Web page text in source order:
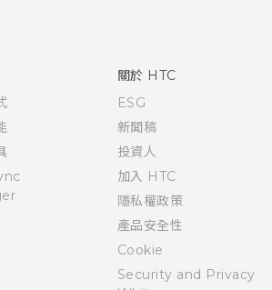
關於 HTC
ESG
新聞稿
投資人
加入 HTC
隱私權政策
產品安全性
Cookie
Security and Privacy